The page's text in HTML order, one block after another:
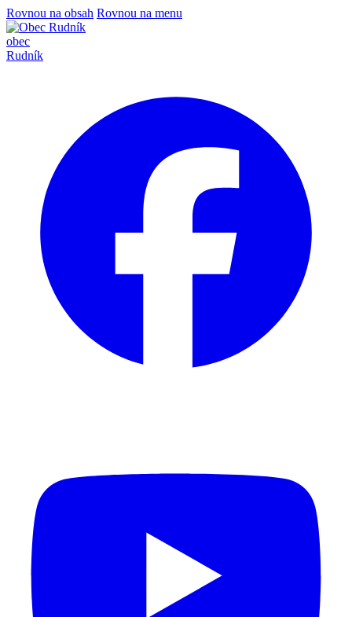
Rovnou na obsah Rovnou na menu
obec
Rudník